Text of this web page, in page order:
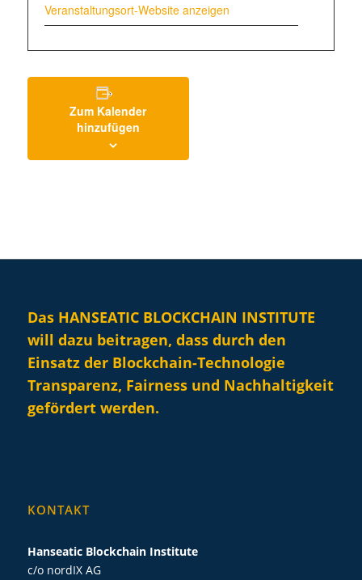
Veranstaltungsort-Website anzeigen
Zum Kalender
hinzufügen
Das HANSEATIC BLOCKCHAIN INSTITUTE
will dazu beitragen, dass durch den
Einsatz der Blockchain-Technologie
Transparenz, Fairness und Nachhaltigkeit
gefördert werden.
KONTAKT
Hanseatic Blockchain Institute
c/o nordIX AG